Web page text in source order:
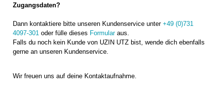
Zugangsdaten?
Dann kontaktiere bitte unseren Kundenservice unter +49 (0)731
4097-301 oder fülle dieses Formularaus.
Falls du noch kein Kunde von UZIN UTZ bist, wende dich ebenfalls
gerne an unseren Kundenservice.
Wir freuen uns auf deine Kontaktaufnahme.